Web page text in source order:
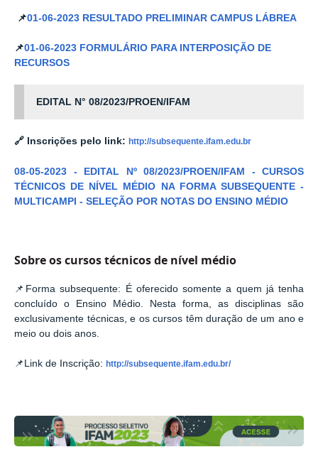
📌01-06-2023 RESULTADO PRELIMINAR CAMPUS LÁBREA
📌01-06-2023 FORMULÁRIO PARA INTERPOSIÇÃO DE
RECURSOS
EDITAL N° 08/2023/PROEN/IFAM
🔗 Inscrições pelo link: http://subsequente.ifam.edu.br
08-05-2023 - EDITAL Nº 08/2023/PROEN/IFAM - CURSOS
TÉCNICOS DE NÍVEL MÉDIO NA FORMA SUBSEQUENTE -
MULTICAMPI - SELEÇÃO POR NOTAS DO ENSINO MÉDIO
Sobre os cursos técnicos de nível médio
📌 Forma subsequente:
É oferecido somente a quem já tenha
concluído o Ensino Médio. Nesta forma, as disciplinas são
exclusivamente técnicas, e os cursos têm duração de um ano e
meio ou dois anos.
📌 Link de Inscrição: http://subsequente.ifam.edu.br/